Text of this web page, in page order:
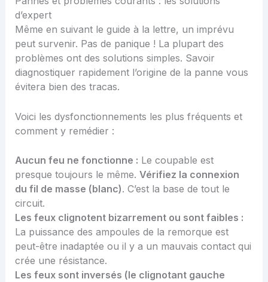
d’expert
Même en suivant le guide à la lettre, un imprévu
peut survenir. Pas de panique ! La plupart des
problèmes ont des solutions simples. Savoir
diagnostiquer rapidement l’origine de la panne vous
évitera bien des tracas.
Voici les dysfonctionnements les plus fréquents et
comment y remédier :
Aucun feu ne fonctionne : Le coupable est
presque toujours le même. Vérifiez la connexion
du fil de masse (blanc). C’est la base de tout le
circuit.
Les feux clignotent bizarrement ou sont faibles :
La puissance des ampoules de la remorque est
peut-être inadaptée ou il y a un mauvais contact qui
crée une résistance.
Les feux sont inversés (le clignotant gauche